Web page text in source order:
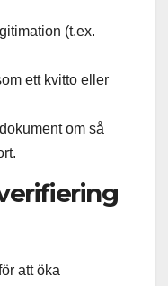
(t.ex.
ett kvitto eller
om så
att öka